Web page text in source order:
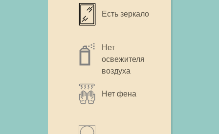
Есть зеркало
Нет
освежителя
воздуха
Нет фена